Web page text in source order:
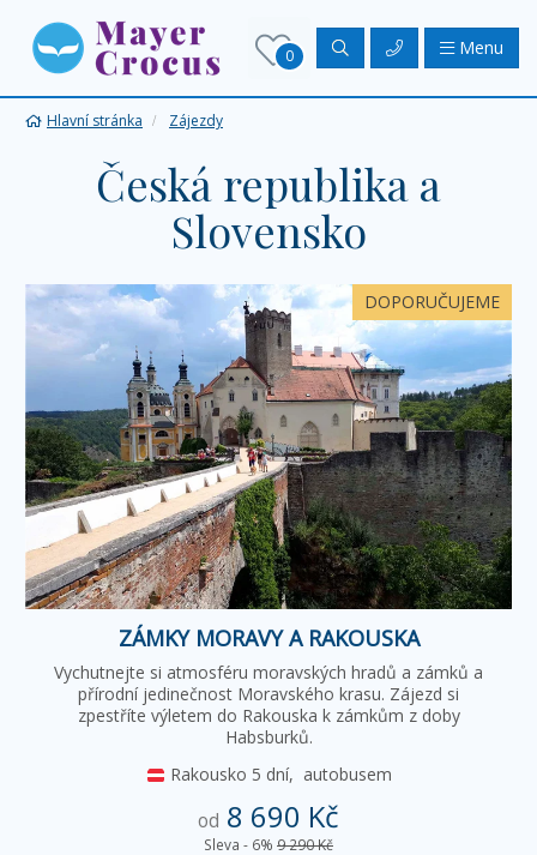
0 Menu
Hlavní stránka Zájezdy
Česká republika a
Slovensko
DOPORUČUJEME
ZÁMKY MORAVY A RAKOUSKA
Vychutnejte si atmosféru moravských hradů a zámků a
přírodní jedinečnost Moravského krasu. Zájezd si
zpestříte výletem do Rakouska k zámkům z doby
Habsburků.
Rakousko 5 dní, autobusem
od 8 690 Kč
Sleva - 6% 9 290 Kč